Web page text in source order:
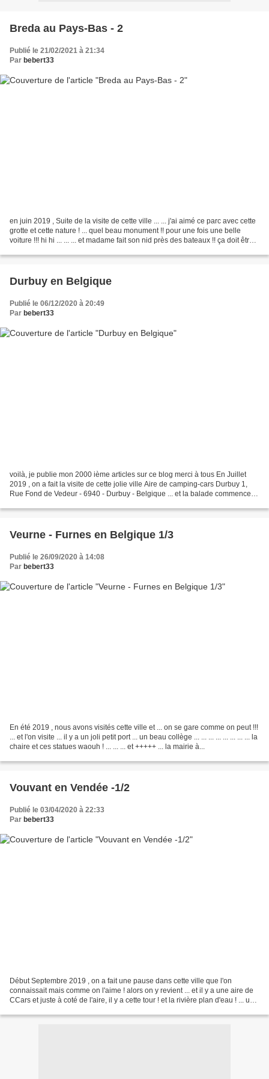
Breda au Pays-Bas - 2
Publié le 21/02/2021 à 21:34
Par bebert33
en juin 2019 , Suite de la visite de cette ville ... ... j'ai aimé ce parc avec cette
grotte et cette nature ! ... quel beau monument !! pour une fois une belle
voiture !!! hi hi ... ... ... et madame fait son nid près des bateaux !! ça doit être
Durbuy en Belgique
Publié le 06/12/2020 à 20:49
Par bebert33
voilà, je publie mon 2000 ième articles sur ce blog merci à tous En Juillet
2019 , on a fait la visite de cette jolie ville Aire de camping-cars Durbuy 1,
Rue Fond de Vedeur - 6940 - Durbuy - Belgique ... et la balade commence
Veurne - Furnes en Belgique 1/3
Publié le 26/09/2020 à 14:08
Par bebert33
En été 2019 , nous avons visités cette ville et ... on se gare comme on peut !!!
... et l'on visite ... il y a un joli petit port ... un beau collège ... ... ... ... ... ... ... ... la
chaire et ces statues waouh ! ... ... ... et +++++ ... la mairie à...
Vouvant en Vendée -1/2
Publié le 03/04/2020 à 22:33
Par bebert33
Début Septembre 2019 , on a fait une pause dans cette ville que l'on
connaissait mais comme on l'aime ! alors on y revient ... et il y a une aire de
CCars et juste à coté de l'aire, il y a cette tour ! et la rivière plan d'eau ! ... un